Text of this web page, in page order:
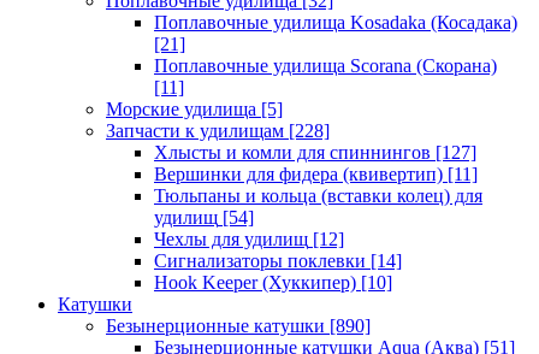
Поплавочные удилища Kosadaka (Косадака)
[21]
Поплавочные удилища Scorana (Скорана)
[11]
Морские удилища [5]
Запчасти к удилищам [228]
Хлысты и комли для спиннингов [127]
Вершинки для фидера (квивертип) [11]
Тюльпаны и кольца (вставки колец) для
удилищ [54]
Чехлы для удилищ [12]
Сигнализаторы поклевки [14]
Hook Keeper (Хуккипер) [10]
Катушки
Безынерционные катушки [890]
Безынерционные катушки Aqua (Аква) [51]